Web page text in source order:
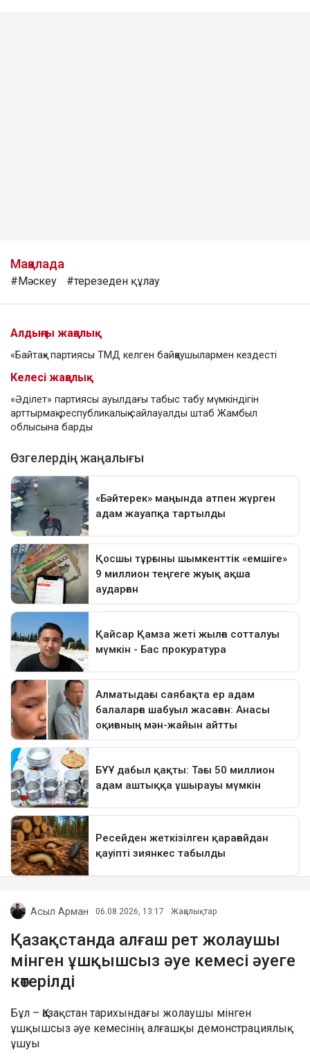
Мақалада
#Мәскеу #терезеден құлау
Алдыңғы жаңалық
«Байтақ» партиясы ТМД келген байқаушылармен кездесті
Келесі жаңалық
«Әділет» партиясы ауылдағы табыс табу мүмкіндігін
арттырмақ: республикалық сайлауалды штаб Жамбыл
облысына барды
Асыл Арман 06.08.2026, 13:17 Жаңалықтар
Қазақстанда алғаш рет жолаушы
мінген ұшқышсыз әуе кемесі әуеге
көтерілді
Бұл – Қазақстан тарихындағы жолаушы мінген
ұшқышсыз әуе кемесінің алғашқы демонстрациялық
ұшуы